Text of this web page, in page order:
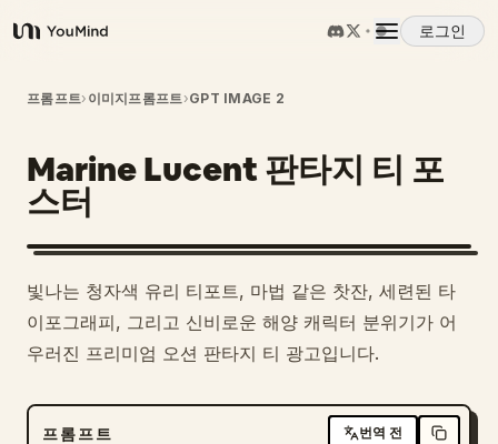
YouMind
로그인
개요
사용 사례
스킬
프롬프트
프롬프트› 이미지프롬프트›GPT IMAGE 2
Marine Lucent 판타지 티 포
스터
빛나는 청자색 유리 티포트, 마법 같은 찻잔, 세련된 타
이포그래피, 그리고 신비로운 해양 캐릭터 분위기가 어
우러진 프리미엄 오션 판타지 티 광고입니다.
프롬프트 번역 전